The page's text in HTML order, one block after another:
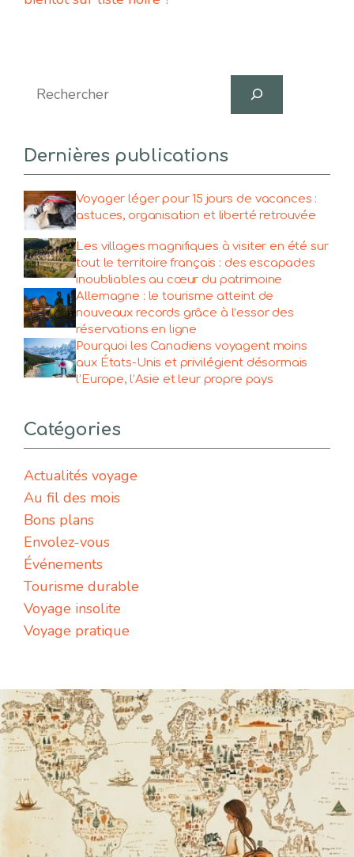
Search
Dernières publications
Voyager léger pour 15 jours de vacances :
astuces, organisation et liberté retrouvée
Les villages magnifiques à visiter en été sur
tout le territoire français : des escapades
inoubliables au cœur du patrimoine
Allemagne : le tourisme atteint de
nouveaux records grâce à l’essor des
réservations en ligne
Pourquoi les Canadiens voyagent moins
aux États-Unis et privilégient désormais
l’Europe, l’Asie et leur propre pays
Catégories
Actualités voyage
Au fil des mois
Bons plans
Envolez-vous
Événements
Tourisme durable
Voyage insolite
Voyage pratique